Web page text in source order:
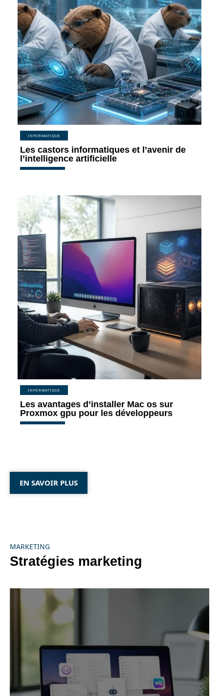
INFORMATIQUE
Les castors informatiques et l’avenir de
l’intelligence artificielle
INFORMATIQUE
Les avantages d’installer Mac os sur
Proxmox gpu pour les développeurs
EN SAVOIR PLUS
MARKETING
Stratégies marketing